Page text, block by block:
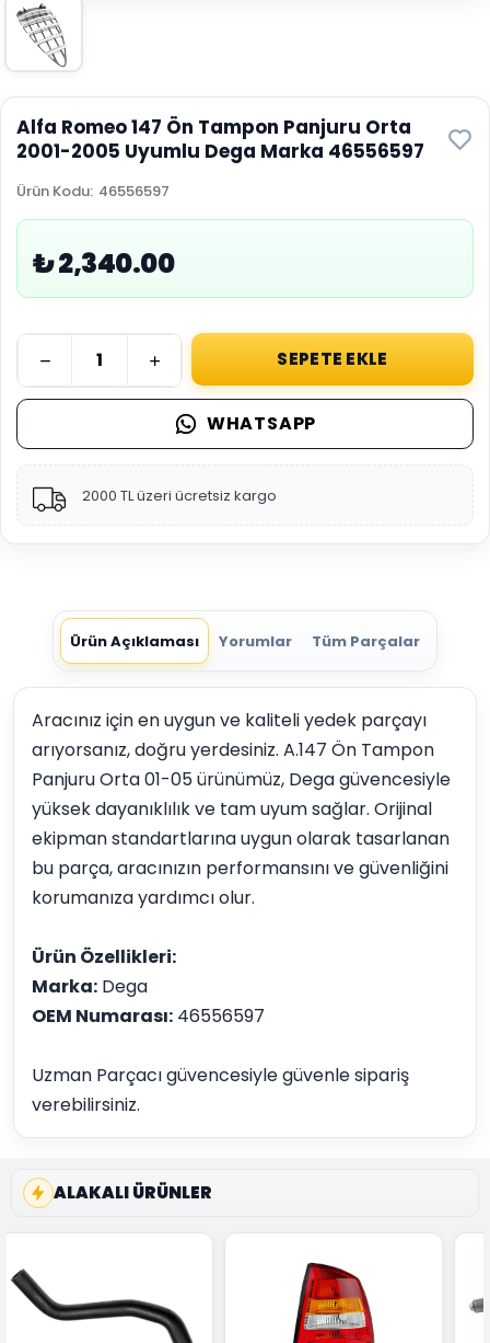
Alfa Romeo 147 Ön Tampon Panjuru Orta
2001-2005 Uyumlu Dega Marka 46556597
Ürün Kodu: 46556597
₺ 2,340.00
SEPETE EKLE
WHATSAPP
2000 TL üzeri ücretsiz kargo
Ürün Açıklaması Yorumlar Tüm Parçalar
Aracınız için en uygun ve kaliteli yedek parçayı
arıyorsanız, doğru yerdesiniz. A.147 Ön Tampon
Panjuru Orta 01-05 ürünümüz, Dega güvencesiyle
yüksek dayanıklılık ve tam uyum sağlar. Orijinal
ekipman standartlarına uygun olarak tasarlanan
bu parça, aracınızın performansını ve güvenliğini
korumanıza yardımcı olur.
Ürün Özellikleri:
Marka: Dega
OEM Numarası: 46556597
Uzman Parçacı güvencesiyle güvenle sipariş
verebilirsiniz.
ALAKALI ÜRÜNLER